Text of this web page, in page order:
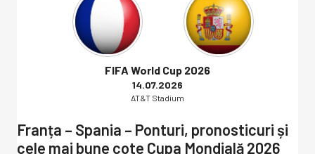
FIFA World Cup 2026
14.07.2026
AT&T Stadium
Franța – Spania – Ponturi, pronosticuri și
cele mai bune cote Cupa Mondială 2026